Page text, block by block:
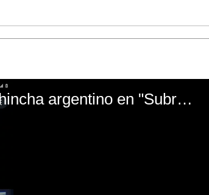
El mal momento de Yanina Gasañol con un hincha argentino en "Subrayado"